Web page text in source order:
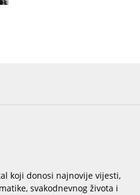
koji donosi najnovije vijesti,
svakodnevnog života i